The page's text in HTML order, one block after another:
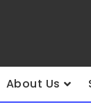
About Us